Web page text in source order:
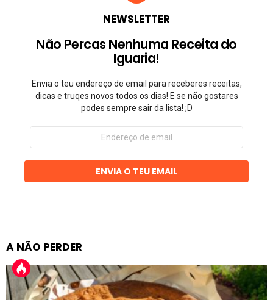
NEWSLETTER
Não Percas Nenhuma Receita do
Iguaria!
Envia o teu endereço de email para receberes receitas,
dicas e truqes novos todos os dias! E se não gostares
podes sempre sair da lista! ;D
Endereço
email
ENVIA O TEU EMAIL
A NÃO PERDER